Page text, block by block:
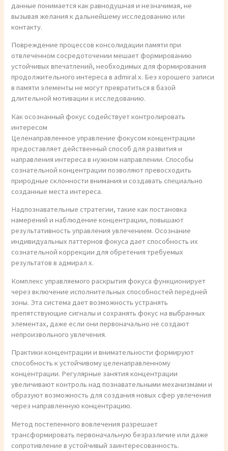
данные понимается как равнодушная и незначимая, не
вызывая желания к дальнейшему исследованию или
контакту.
Повреждение процессов консолидации памяти при
отвлеченном сосредоточении мешает формированию
устойчивых впечатлений, необходимых для формирования
продолжительного интереса в admiral x. Без хорошего записи
в памяти элементы не могут превратиться в базой
длительной мотивации к исследованию.
Как осознанный фокус содействует контролировать
интересом
Целенаправленное управление фокусом концентрации
предоставляет действенный способ для развития и
направления интереса в нужном направлении. Способы
сознательной концентрации позволяют превосходить
природные склонности внимания и создавать специально
созданные места интереса.
Надпознавательные стратегии, такие как постановка
намерений и наблюдение концентрации, повышают
результативность управления увлечением. Осознание
индивидуальных паттернов фокуса дает способность их
сознательной коррекции для обретения требуемых
результатов в адмирал х.
Комплекс управляемого раскрытия фокуса функционирует
через включение исполнительных способностей передней
зоны. Эта система дает возможность устранять
препятствующие сигналы и сохранять фокус на выбранных
элементах, даже если они первоначально не создают
непроизвольного увлечения.
Практики концентрации и внимательности формируют
способность к устойчивому целенаправленному
концентрации. Регулярные занятия концентрации
увеличивают контроль над познавательными механизмами и
образуют возможность для создания новых сфер увлечения
через направленную концентрацию.
Метод постепенного вовлечения разрешает
трансформировать первоначальную безразличие или даже
сопротивление в устойчивый заинтересованность.